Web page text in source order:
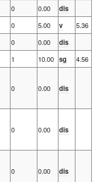
0 0.00
dis
0 5.00 v
5.36
0 0.00
dis
1 10.00 sg
4.56
0 0.00 dis
0 0.00 dis
0 0.00 dis